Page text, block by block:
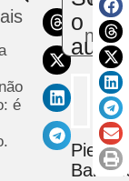
é
uma
o
autor
Pietra